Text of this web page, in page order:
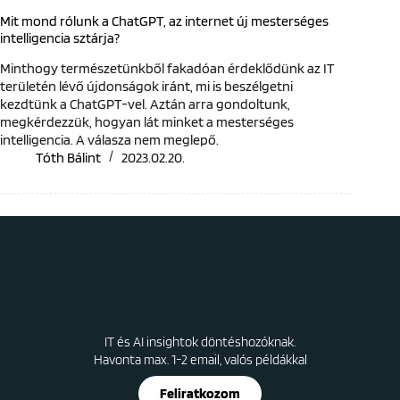
Mit mond rólunk a ChatGPT, az internet új mesterséges
intelligencia sztárja?
Minthogy természetünkből fakadóan érdeklődünk az IT
területén lévő újdonságok iránt, mi is beszélgetni
kezdtünk a ChatGPT-vel. Aztán arra gondoltunk,
megkérdezzük, hogyan lát minket a mesterséges
intelligencia. A válasza nem meglepő.
Tóth Bálint
2023.02.20.
IT és AI insightok döntéshozóknak.
Havonta max. 1-2 email, valós példákkal
Feliratkozom